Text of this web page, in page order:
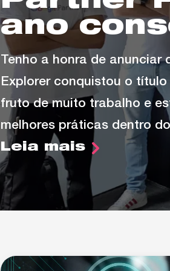
ano
Tenho a honra de
Explorer conquistou o
fruto de muito trabalho e
melhores práticas dentro
Leia mais